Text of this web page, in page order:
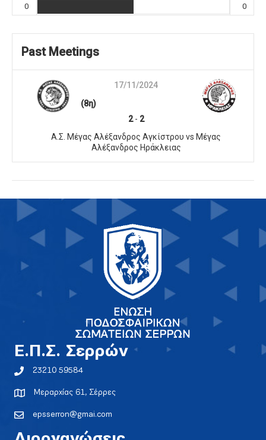
0 0
Past Meetings
17/11/2024
(8η)
2- 2
Α.Σ. Μέγας Αλέξανδρος Αγκίστρου vs Μέγας
Αλέξανδρος Ηράκλειας
E.Π.Σ. Σερρών
23210 59584
Μεραρχίας 61, Σέρρες
epsserron@gmai.com